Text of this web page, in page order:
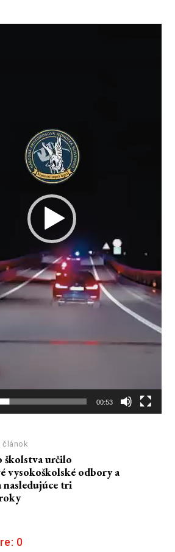
00:53
článok
určilo
vysokoškolské odbory a
nasledujúce tri
0